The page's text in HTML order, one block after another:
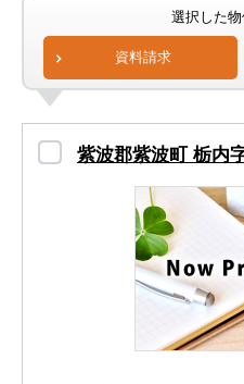
選択した
資料請求
紫波郡紫波町 栃内